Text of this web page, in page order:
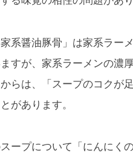
系醤油豚骨」は家系ラー
すが、家系ラーメンの濃
らは、「スープのコクが足
があります。
ープについて「にんにく